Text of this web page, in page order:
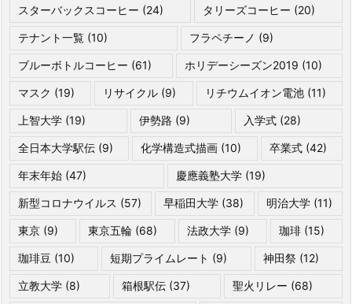
スターバックスコーヒー (24) タリーズコーヒー (20)
テナント一覧 (10) フラペチーノ (9)
ブルーボトルコーヒー (61) ホリデーシーズン2019 (10)
マスク (19) リサイクル (9) リチウムイオン電池(11)
上智大学 (19) 伊勢路 (9) 入学式 (28)
全日本大学駅伝 (9) 化学構造式描画 (10) 卒業式(42)
年末年始 (47) 慶應義塾大学(19)
新型コロナウイルス (57) 早稲田大学 (38) 明治大学(11)
東京 (9) 東京五輪 (68) 法政大学 (9) 珈琲 (15)
珈琲豆 (10) 短期プライムレート (9) 神田祭(12)
立教大学 (8) 箱根駅伝 (37) 聖火リレー (68)